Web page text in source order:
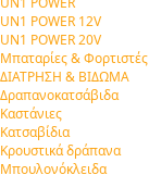
UN1 POWER 12V
UN1 POWER 20V
Μπαταρίες & Φορτιστές
ΔΙΑΤΡΗΣΗ & ΒΙΔΩΜΑ
Δραπανοκατσάβιδα
Καστάνιες
Κατσαβίδια
Κρουστικά δράπανα
Μπουλονόκλειδα